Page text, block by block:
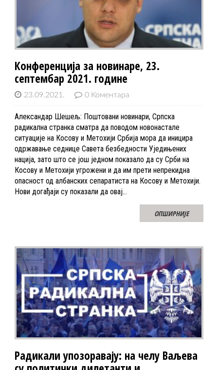
Конференција за новинаре, 23.
септембар 2021. године
23.09.2021. 0 Коментара
Александар Шешељ: Поштовани новинари, Српска
радикална странка сматра да поводом новонастале
ситуације на Косову и Метохији Србија мора да иницира
одржавање седнице Савета безбедности Уједињених
нација, зато што се још једном показало да су Срби на
Косову и Метохији угрожени и да им прети непрекидна
опасност од албанских сепаратиста на Косову и Метохији.
Нови догађаји су показали да овај…
ОПШИРНИЈЕ
Радикали упозоравају: на челу Ваљева